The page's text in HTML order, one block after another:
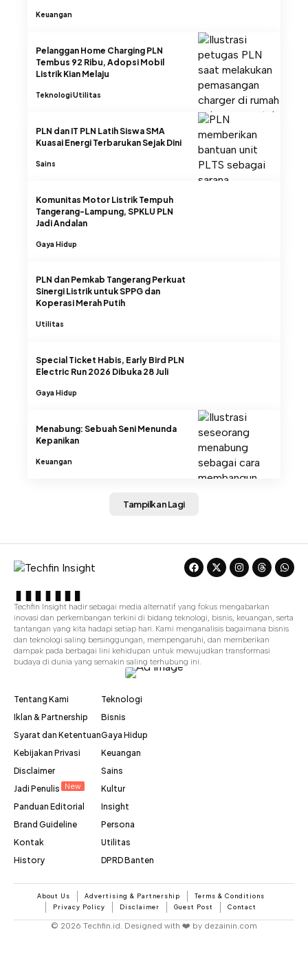
Keuangan
Pelanggan Home Charging PLN
Tembus 92 Ribu, Adopsi Mobil
Listrik Kian Melaju
TeknologiUtilitas
PLN dan IT PLN Latih Siswa SMA
Kuasai Energi Terbarukan Sejak Dini
Sains
Komunitas Motor Listrik Tempuh
Tangerang-Lampung, SPKLU PLN
Jadi Andalan
Gaya Hidup
PLN dan Pemkab Tangerang Perkuat
Sinergi Listrik untuk SPPG dan
Koperasi Merah Putih
Utilitas
Special Ticket Habis, Early Bird PLN
Electric Run 2026 Dibuka 28 Juli
Gaya Hidup
Menabung: Sebuah Seni Menunda
Kepanikan
Keuangan
Tampilkan Lagi
Techfin Insight hadir sebagai media alternatif yang fokus mengabarkan
inovasi dan perkembangan terkini di bidang teknologi, bisnis, keuangan, serta
tantangan yang kita hadapi setiap hari. Kami menganalisis bagaimana bisnis
dan teknologi saling bersinggungan, mempengaruhi, dan memberikan
dampak pada berbagai lini kehidupan untuk mewujudkan transformasi
budaya di dunia yang semakin saling terhubung ini.
Tentang Kami
Iklan & Partnership
Syarat dan Ketentuan
Kebijakan Privasi
Disclaimer
Jadi Penulis
New
Panduan Editorial
Brand Guideline
Kontak
History
Teknologi
Bisnis
Gaya Hidup
Keuangan
Sains
Kultur
Insight
Persona
Utilitas
DPRD Banten
About Us Advertising & Partnership
Terms & Conditions
Privacy Policy
Disclaimer Guest Post Contact
© 2026 Techfin.id. Designed with ❤️ by dezainin.com